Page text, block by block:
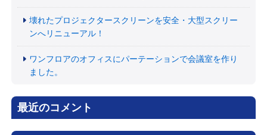
壊れたプロジェクタースクリーンを安全・大型スクリー
ンへリニューアル！
ワンフロアのオフィスにパーテーションで会議室を作り
ました。
最近のコメント